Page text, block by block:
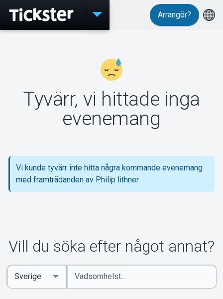
Evenemang
MyTickster
Support
Arrangör?
Tyvärr, vi hittade inga
evenemang
Vi kunde tyvärr inte hitta några kommande evenemang
med framträdanden av Philip lithner.
Vill du söka efter något annat?
Ange
sökord
Select
Country